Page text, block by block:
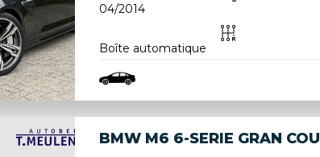
04/2014
Boîte automatique
BMW M6 6-SERIE GRAN